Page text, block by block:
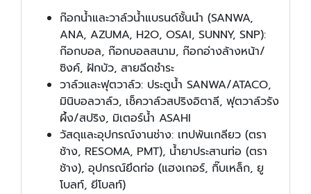
ก๊อกน้ำและวาล์วน้ำแบรนด์ชั้นนำ (SANWA,
ANA, AZUMA, H2O, OSAI, SUNNY, SNP):
ก๊อกบอล, ก๊อกบอลสนาม, ก๊อกอ่างล้างหน้า/
ซิงค์, ฝักบัว, สายฉีดชำระ
วาล์วและฟุตวาล์ว: ประตูน้ำ SANWA/ATACO,
มินิบอลวาล์ว, เช็ควาล์วสปริงอิตาลี, ฟุตวาล์วรัง
ผึ้ง/สปริง, มิเตอร์น้ำ ASAHI
วัสดุและอุปกรณ์งานช่าง: เทปพันเกลียว (ตรา
ช้าง, RESOMA, PMT), น้ำยาประสานท่อ (ตรา
ช้าง), อุปกรณ์ยึดท่อ (แฮงเกอร์, กิ๊บเหล็ก, ยู
โบลท์, ยีโบลท์)